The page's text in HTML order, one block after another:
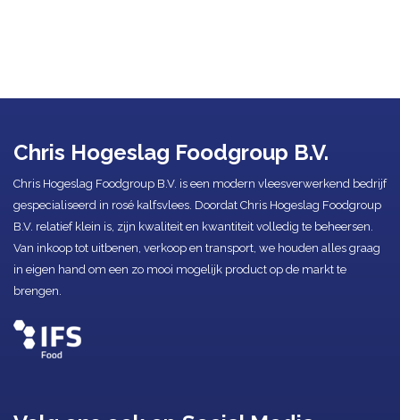
Chris Hogeslag Foodgroup B.V.
Chris Hogeslag Foodgroup B.V. is een modern vleesverwerkend bedrijf
gespecialiseerd in rosé kalfsvlees. Doordat Chris Hogeslag Foodgroup
B.V. relatief klein is, zijn kwaliteit en kwantiteit volledig te beheersen.
Van inkoop tot uitbenen, verkoop en transport, we houden alles graag
in eigen hand om een zo mooi mogelijk product op de markt te
brengen.